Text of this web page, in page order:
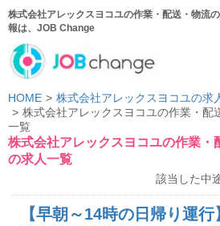
株式会社アレックスヨコユの作業・配送・物流
報は、JOB Change
HOME
株式会社アレックスヨコユの求
株式会社アレックスヨコユの作業・配
一覧
株式会社アレックスヨコユの作業・
の求人一覧
該当した中
【早朝～14時の日帰り運